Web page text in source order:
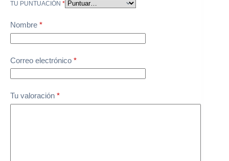
TU PUNTUACIÓN *
Nombre *
Correo electrónico *
Tu valoración *